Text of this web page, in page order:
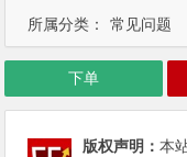
所属分类： 常见问题
下单
版权声明：本